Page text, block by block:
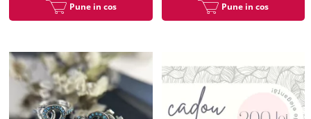
Pune in cos Pune in cos